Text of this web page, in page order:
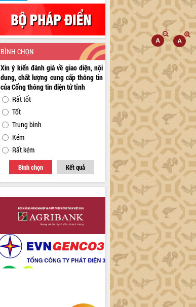
BÌNH CHỌN
Xin ý kiến đánh giá về giao diện, nội
dung, chất lượng cung cấp thông tin
của Cổng thông tin điện tử tỉnh
Rất tốt
Tốt
Trung bình
Kém
Rất kém